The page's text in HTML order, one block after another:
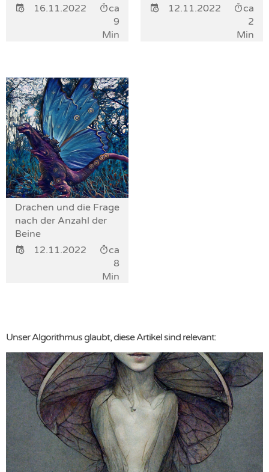
16.11.2022
ca
9
Min
12.11.2022
ca
2
Min
Drachen und die Frage
nach der Anzahl der
Beine
12.11.2022
ca
8
Min
Unser Algorithmus glaubt, diese Artikel sind relevant: